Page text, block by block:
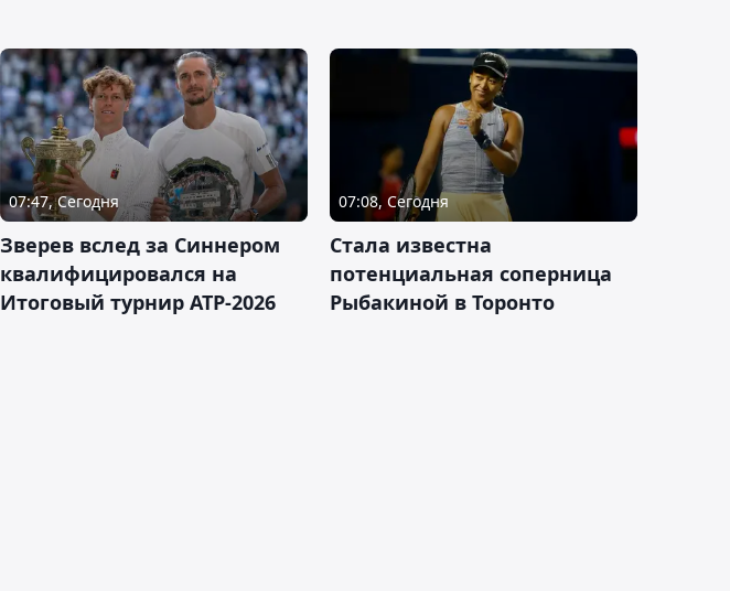
07:47, Сегодня
Зверев вслед за Синнером
квалифицировался на
Итоговый турнир ATP-2026
07:08, Сегодня
Cтала известна
потенциальная соперница
Рыбакиной в Торонто